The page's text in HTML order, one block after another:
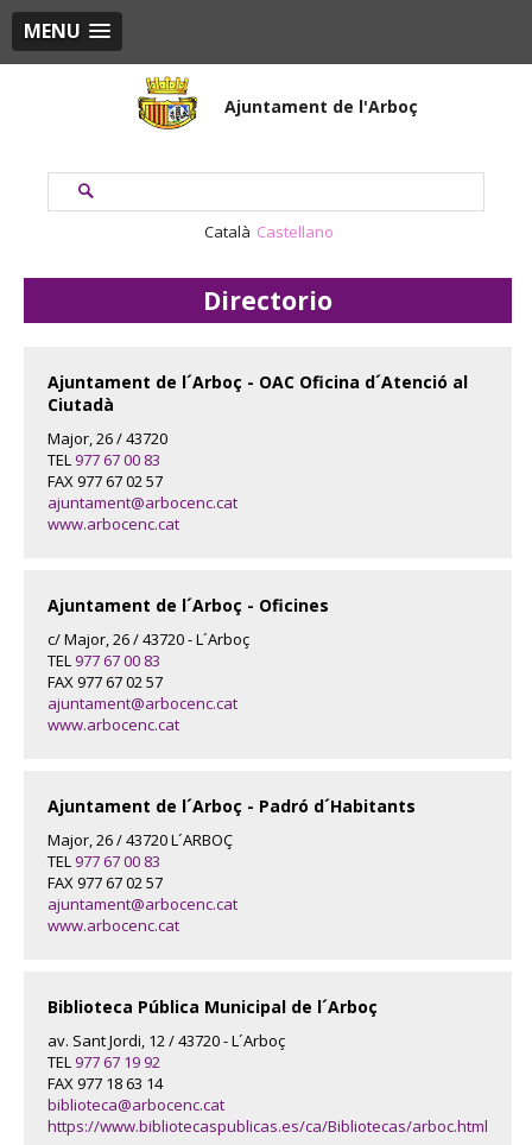
MENU
Ajuntament de l'Arboç
Català Castellano
Directorio
Ajuntament de l´Arboç - OAC Oficina d´Atenció al
Ciutadà
Major, 26 / 43720
TEL 977 67 00 83
FAX 977 67 02 57
ajuntament@arbocenc.cat
www.arbocenc.cat
Ajuntament de l´Arboç - Oficines
c/ Major, 26 / 43720 - L´Arboç
TEL 977 67 00 83
FAX 977 67 02 57
ajuntament@arbocenc.cat
www.arbocenc.cat
Ajuntament de l´Arboç - Padró d´Habitants
Major, 26 / 43720 L´ARBOÇ
TEL 977 67 00 83
FAX 977 67 02 57
ajuntament@arbocenc.cat
www.arbocenc.cat
Biblioteca Pública Municipal de l´Arboç
av. Sant Jordi, 12 / 43720 - L´Arboç
TEL 977 67 19 92
FAX 977 18 63 14
biblioteca@arbocenc.cat
https://www.bibliotecaspublicas.es/ca/Bibliotecas/arboc.html